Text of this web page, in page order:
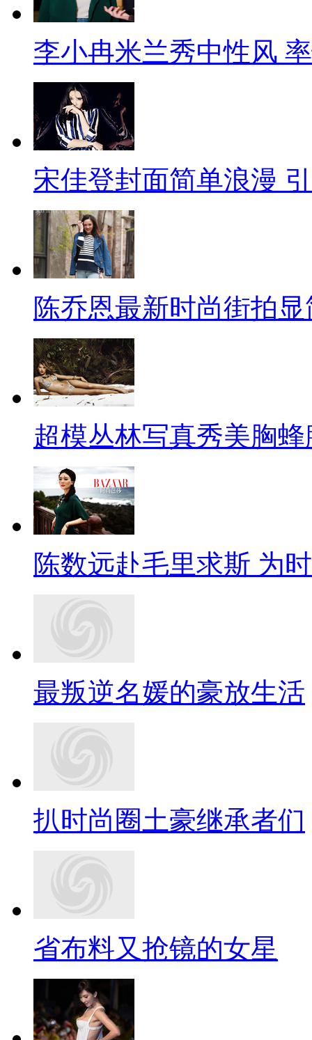
李小冉米兰秀中性风
宋佳登封面简单浪漫
陈乔恩最新时尚街拍
超模丛林写真秀美胸蜂
陈数远赴毛里求斯 为
最叛逆名媛的豪放生活
扒时尚圈土豪继承者们
省布料又抢镜的女星